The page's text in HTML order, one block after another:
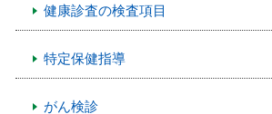
健康診査の検査項目
特定保健指導
がん検診